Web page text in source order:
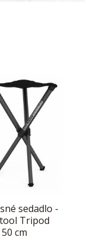
sedadlo -
Tripod
cm